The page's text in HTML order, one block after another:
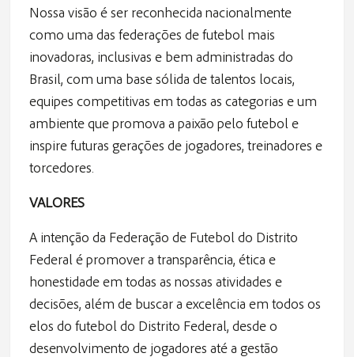
Nossa visão é ser reconhecida nacionalmente
como uma das federações de futebol mais
inovadoras, inclusivas e bem administradas do
Brasil, com uma base sólida de talentos locais,
equipes competitivas em todas as categorias e um
ambiente que promova a paixão pelo futebol e
inspire futuras gerações de jogadores, treinadores e
torcedores.
VALORES
A intenção da Federação de Futebol do Distrito
Federal é promover a transparência, ética e
honestidade em todas as nossas atividades e
decisões, além de buscar a excelência em todos os
elos do futebol do Distrito Federal, desde o
desenvolvimento de jogadores até a gestão